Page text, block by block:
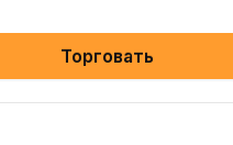
Торговать